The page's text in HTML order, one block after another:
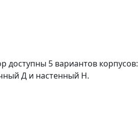
доступны 5 вариантов корпусов:
Д и настенный Н.